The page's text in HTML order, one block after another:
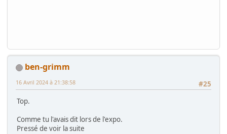
ben-grimm
#25
16 Avril 2024 à 21:38:58
Top.
Comme tu l'avais dit lors de l'expo.
Pressé de voir la suite